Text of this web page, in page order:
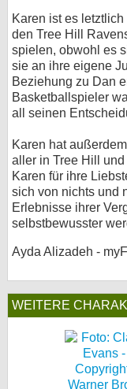
Karen ist es
den Tree Hill
spielen, obwohl es
sie an ihre eigene
Beziehung zu Dan
Basketballspieler
all seinen
Karen hat
aller in Tree Hill
Karen für ihre
sich von nichts und
Erlebnisse ihrer
selbstbewusster
Ayda Alizadeh -
WEITERE